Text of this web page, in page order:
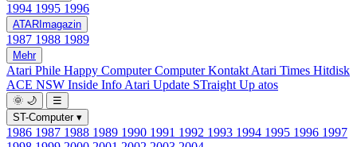
1994 1995 1996
ATARImagazin
1987 1988 1989
Mehr
Atari Phile Happy ComputerComputer Kontakt Atari Times Hitdisk
ACE NSW Inside Info Atari Update STraight Up atos
🌞 🌙
☰
ST-Computer ▾
1986 1987 1988 1989 1990 1991 1992 1993 1994 1995 1996 1997